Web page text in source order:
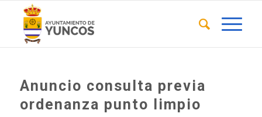
Anuncio consulta previa
ordenanza punto limpio